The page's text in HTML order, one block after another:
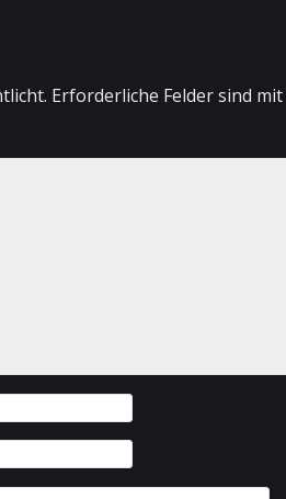
Erforderliche Felder sind mit